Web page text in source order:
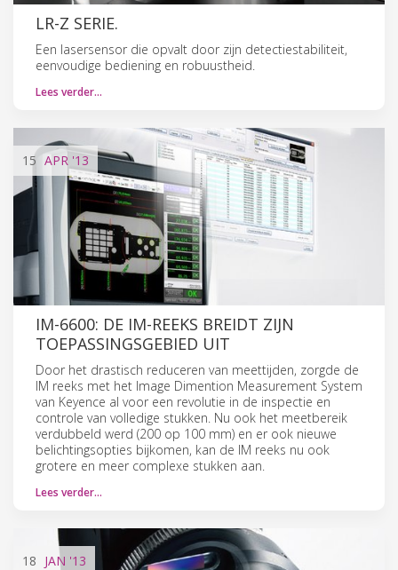
LR-Z SERIE.
Een lasersensor die opvalt door zijn detectiestabiliteit,
eenvoudige bediening en robuustheid.
Lees verder…
15 APR '13
IM-6600: DE IM-REEKS BREIDT ZIJN
TOEPASSINGSGEBIED UIT
Door het drastisch reduceren van meettijden, zorgde de
IM reeks met het Image Dimention Measurement System
van Keyence al voor een revolutie in de inspectie en
controle van volledige stukken. Nu ook het meetbereik
verdubbeld werd (200 op 100 mm) en er ook nieuwe
belichtingsopties bijkomen, kan de IM reeks nu ook
grotere en meer complexe stukken aan.
Lees verder…
18 JAN '13